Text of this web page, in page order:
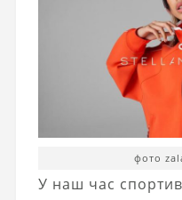
фото
У наш час